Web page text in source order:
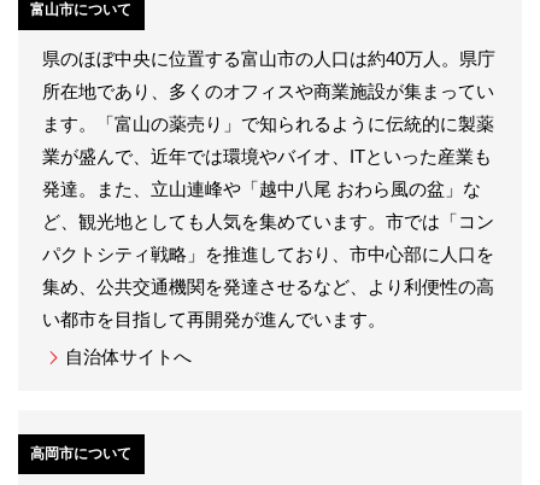
富山市について
県のほぼ中央に位置する富山市の人口は約40万人。県庁
所在地であり、多くのオフィスや商業施設が集まってい
ます。「富山の薬売り」で知られるように伝統的に製薬
業が盛んで、近年では環境やバイオ、ITといった産業も
発達。また、立山連峰や「越中八尾 おわら風の盆」な
ど、観光地としても人気を集めています。市では「コン
パクトシティ戦略」を推進しており、市中心部に人口を
集め、公共交通機関を発達させるなど、より利便性の高
い都市を目指して再開発が進んでいます。
自治体サイトへ
高岡市について